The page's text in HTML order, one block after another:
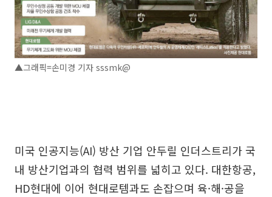
▲그래픽=손미경 기자 sssmk@
미국 인공지능(AI) 방산 기업 안두릴 인더스트리가 국
내 방산기업과의 협력 범위를 넓히고 있다. 대한항공,
HD현대에 이어 현대로템과도 손잡으며 육·해·공을